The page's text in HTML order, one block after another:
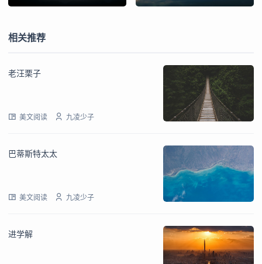
相关推荐
老汪栗子
美文阅读 九凌少子
巴蒂斯特太太
美文阅读 九凌少子
进学解